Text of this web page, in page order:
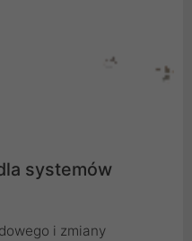
systemów
i zmiany